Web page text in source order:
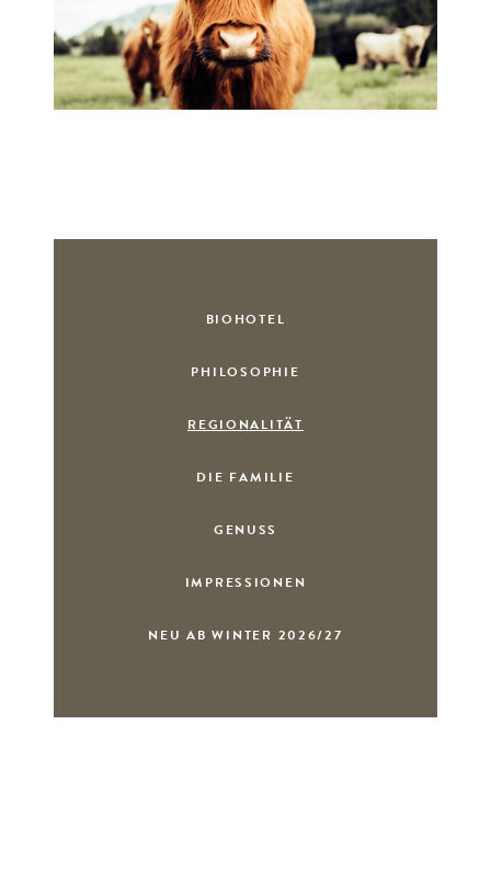
BIOHOTEL
PHILOSOPHIE
REGIONALITÄT
DIE FAMILIE
GENUSS
IMPRESSIONEN
NEU AB WINTER 2026/27